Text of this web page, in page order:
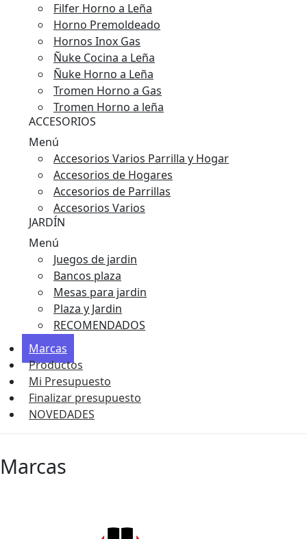
Filfer Horno a Leña
Horno Premoldeado
Hornos Inox Gas
Ñuke Cocina a Leña
Ñuke Horno a Leña
Tromen Horno a Gas
Tromen Horno a leña
ACCESORIOS
Menú
Accesorios Varios Parrilla y Hogar
Accesorios de Hogares
Accesorios de Parrillas
Accesorios Varios
JARDÍN
Menú
Juegos de jardin
Bancos plaza
Mesas para jardin
Plaza y Jardin
RECOMENDADOS
Marcas
Productos
Mi Presupuesto
Finalizar presupuesto
NOVEDADES
Marcas